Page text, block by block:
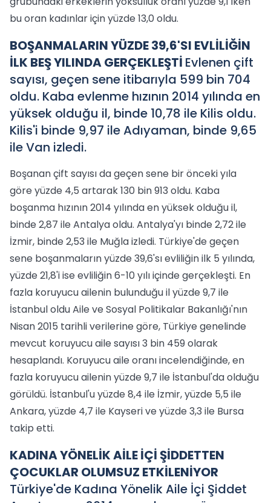
bu oran kadınlar için yüzde 13,0 oldu.
BOŞANMALARIN YÜZDE 39,6'SI EVLİLİĞİN
İLK BEŞ YILINDA GERÇEKLEŞTİ Evlenen çift
sayısı, geçen sene itibarıyla 599 bin 704
oldu. Kaba evlenme hızının 2014 yılında en
yüksek olduğu il, binde 10,78 ile Kilis oldu.
Kilis'i binde 9,97 ile Adıyaman, binde 9,65
ile Van izledi.
Boşanan çift sayısı da geçen sene bir önceki yıla
göre yüzde 4,5 artarak 130 bin 913 oldu. Kaba
boşanma hızının 2014 yılında en yüksek olduğu il,
binde 2,87 ile Antalya oldu. Antalya'yı binde 2,72 ile
İzmir, binde 2,53 ile Muğla izledi. Türkiye'de geçen
sene boşanmaların yüzde 39,6'sı evliliğin ilk 5 yılında,
yüzde 21,8'i ise evliliğin 6-10 yılı içinde gerçekleşti. En
fazla koruyucu ailenin bulunduğu il yüzde 9,7 ile
İstanbul oldu Aile ve Sosyal Politikalar Bakanlığı'nın
Nisan 2015 tarihli verilerine göre, Türkiye genelinde
mevcut koruyucu aile sayısı 3 bin 459 olarak
hesaplandı. Koruyucu aile oranı incelendiğinde, en
fazla koruyucu ailenin yüzde 9,7 ile İstanbul'da olduğu
görüldü. İstanbul'u yüzde 8,4 ile İzmir, yüzde 5,5 ile
Ankara, yüzde 4,7 ile Kayseri ve yüzde 3,3 ile Bursa
takip etti.
KADINA YÖNELİK AİLE İÇİ ŞİDDETTEN
ÇOCUKLAR OLUMSUZ ETKİLENİYOR
Türkiye'de Kadına Yönelik Aile İçi Şiddet